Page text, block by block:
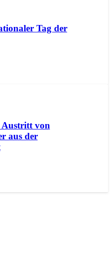
Tag der
Austritt von
aus der